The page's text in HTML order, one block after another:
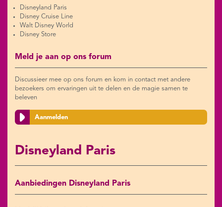
Disneyland Paris
Disney Cruise Line
Walt Disney World
Disney Store
Meld je aan op ons forum
Discussieer mee op ons forum en kom in contact met andere
bezoekers om ervaringen uit te delen en de magie samen te
beleven
Aanmelden
Disneyland Paris
Aanbiedingen Disneyland Paris